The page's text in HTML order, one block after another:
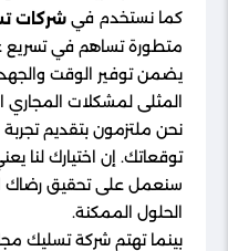
كما نستخدم في شركات
متطورة تساهم في تسريع
يضمن توفير الوقت
المثلى لمشكلات المجاري
نحن ملتزمون بتقديم
توقعاتك. إن اختيارك لنا
سنعمل على تحقيق رضاك
الحلول الممكنة.
بينما تهتم شركة تسليك